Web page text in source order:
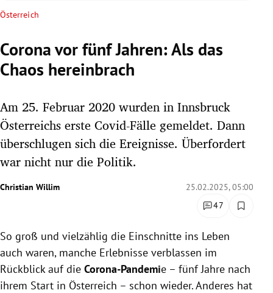
Untermenü
Untermenü
Untermenü
Untermenü
Untermenü
Untermenü
Untermenü
Untermenü
Österreich
Corona vor fünf Jahren: Als das
Chaos hereinbrach
Am 25. Februar 2020 wurden in Innsbruck
Österreichs erste Covid-Fälle gemeldet. Dann
überschlugen sich die Ereignisse. Überfordert
war nicht nur die Politik.
Christian Willim
25.02.2025, 05:00
47
So groß und vielzählig die Einschnitte ins Leben
auch waren, manche Erlebnisse verblassen im
Rückblick auf die Corona-Pandemie – fünf Jahre nach
ihrem Start in Österreich – schon wieder. Anderes hat